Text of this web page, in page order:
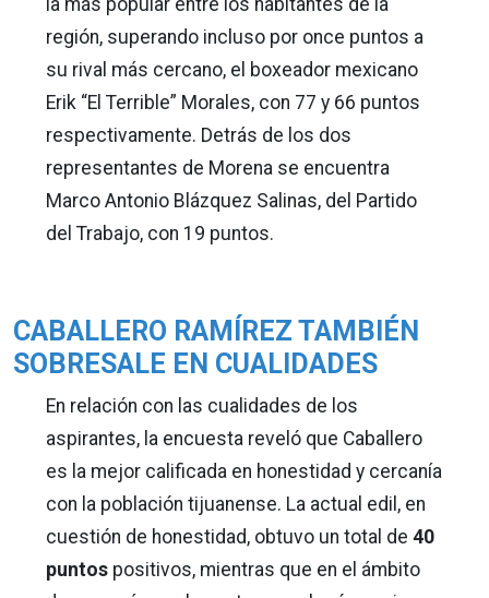
región, superando incluso por once puntos a
su rival más cercano, el boxeador mexicano
Erik “El Terrible” Morales, con 77 y 66 puntos
respectivamente. Detrás de los dos
representantes de Morena se encuentra
Marco Antonio Blázquez Salinas, del Partido
del Trabajo, con 19 puntos.
CABALLERO RAMÍREZ TAMBIÉN
SOBRESALE EN CUALIDADES
En relación con las cualidades de los
aspirantes, la encuesta reveló que Caballero
es la mejor calificada en honestidad y cercanía
con la población tijuanense. La actual edil, en
cuestión de honestidad, obtuvo un total de 40
puntos positivos, mientras que en el ámbito